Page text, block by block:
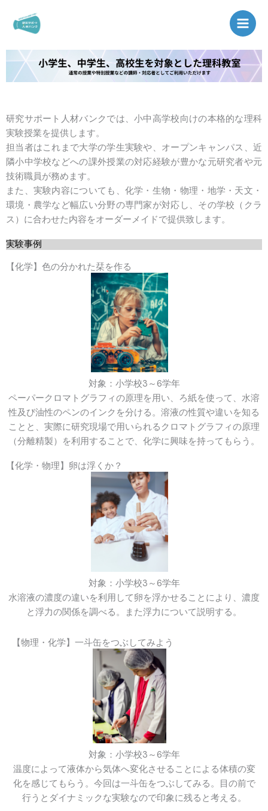
ス
キ
研究サポート人材バンクでは、小中高学校向けの本格的な理科
実験授業を提供します。
担当者はこれまで大学の学生実験や、オープンキャンパス、近
隣小中学校などへの課外授業の対応経験が豊かな元研究者や元
技術職員が務めます。
また、実験内容についても、化学・生物・物理・地学・天文・
環境・農学など幅広い分野の専門家が対応し、その学校（クラ
ス）に合わせた内容をオーダーメイドで提供致します。
実験事例
【化学】色の分かれた栞を作る
対象：小学校3～6学年
ペーパークロマトグラフィの原理を用い、ろ紙を使って、水溶
性及び油性のペンのインクを分ける。溶液の性質や違いを知る
ことと、実際に研究現場で用いられるクロマトグラフィの原理
（分離精製）を利用することで、化学に興味を持ってもらう。
【化学・物理】卵は浮くか？
対象：小学校3～6学年
水溶液の濃度の違いを利用して卵を浮かせることにより、濃度
と浮力の関係を調べる。また浮力について説明する。
【物理・化学】一斗缶をつぶしてみよう
対象：小学校3～6学年
温度によって液体から気体へ変化させることによる体積の変
化を感じてもらう。今回は一斗缶をつぶしてみる。目の前で
行うとダイナミックな実験なので印象に残ると考える。